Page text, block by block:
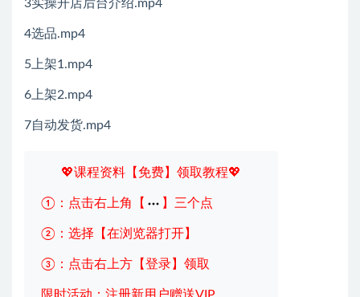
3实操开店后台介绍.mp4
4选品.mp4
5上架1.mp4
6上架2.mp4
7自动发货.mp4
💖课程资料【免费】领取教程💖
①：点击右上角【 】三个点
②：选择【在浏览器打开】
③：点击右上方【登录】领取